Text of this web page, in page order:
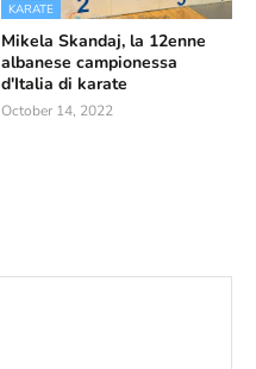
KARATE
Mikela Skandaj, la 12enne
albanese campionessa
d'Italia di karate
October 14, 2022